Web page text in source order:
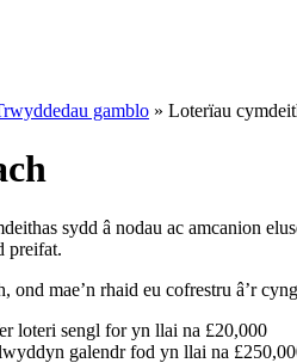
gamblo » Loterïau
sydd â nodau ac amcanion
preifat.
mae’n rhaid eu cofrestru â’r
loteri sengl for yn llai na £20,000
galendr fod yn llai na